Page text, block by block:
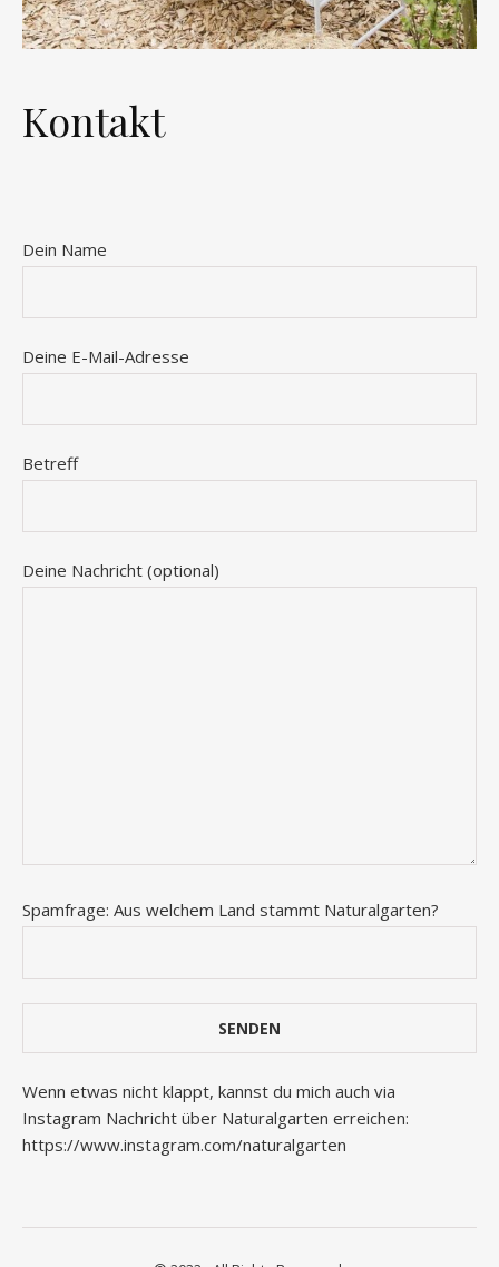
Kontakt
Dein Name
Deine E-Mail-Adresse
Betreff
Deine Nachricht (optional)
Spamfrage: Aus welchem Land stammt Naturalgarten?
Wenn etwas nicht klappt, kannst du mich auch via
Instagram Nachricht über Naturalgarten erreichen:
https://www.instagram.com/naturalgarten